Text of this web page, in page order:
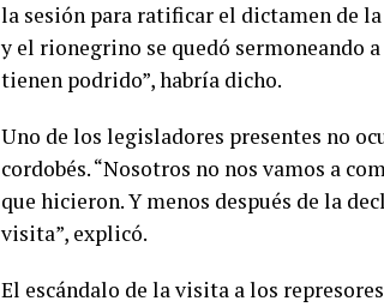
la sesión para ratificar el dictamen de
y el rionegrino se quedó sermoneando
tienen podrido”, habría dicho.
Uno de los legisladores presentes no
cordobés. “Nosotros no nos vamos a
que hicieron. Y menos después de la
visita”, explicó.
El escándalo de la visita a los